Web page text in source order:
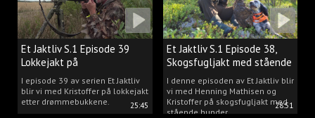
25:45
Et Jaktliv S.1 Episode 39
Lokkejakt på
drømmebukkene
I episode 39 av serien Et Jaktliv
blir vi med Kristoffer på lokkejakt
etter drømmebukkene.
28:51
Et Jaktliv S.1 Episode 38,
Skogsfugljakt med stående
hunder.
I denne episoden av Et Jaktliv blir
vi med Henning Mathisen og
Kristoffer på skogsfugljakt med
stående hunder.